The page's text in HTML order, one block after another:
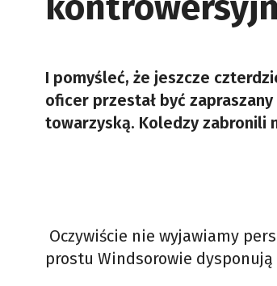
I pomyśleć, że jeszcze
oficer przestał być
towarzyską. Koledzy zabronili
Oczywiście nie wyjawiamy
prostu Windsorowie